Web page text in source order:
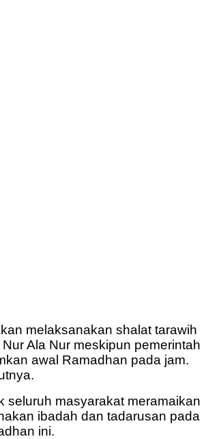
melaksanakan shalat tarawih
Ala Nur meskipun pemerintah
awal Ramadhan pada jam.
seluruh masyarakat meramaikan
ibadah dan tadarusan pada
ini.